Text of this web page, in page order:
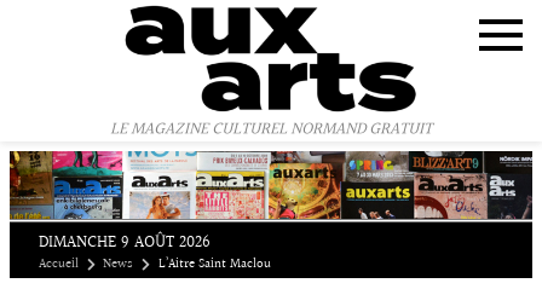
LE MAGAZINE CULTUREL NORMAND GRATUIT
DIMANCHE 9 AOÛT 2026
Accueil News L’Aitre Saint Maclou
Panneau de gestion des cookies